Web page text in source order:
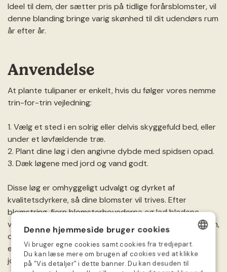
Ideel til dem, der sætter pris på tidlige forårsblomster, vil
denne blanding bringe varig skønhed til dit udendørs rum
år efter år.
Anvendelse
At plante tulipaner er enkelt, hvis du følger vores nemme
trin-for-trin vejledning:
1. Vælg et sted i en solrig eller delvis skyggefuld bed, eller
under et løvfældende træ.
2. Plant dine løg i den angivne dybde med spidsen opad.
3. Dæk løgene med jord og vand godt.
Disse løg er omhyggeligt udvalgt og dyrket af
kvalitetsdyrkere, så dine blomster vil trives. Efter
blomstring, fjern blomsterhovederne og lad bladene
visne naturligt. Det er bedst at høste dem om sommeren,
opbevare dem et tørt sted og plante de største løg om
efteråret. Sørg for at kontrollere og vedligeholde
jordfugtigheden, især i tørt vejr.
DANISH
GERMAN
Denne hjemmeside bruger cookies
Vi bruger egne cookies samt cookies fra tredjepart.
Du kan læse mere om brugen af cookies ved at klikke
på ”Vis detaljer” i dette banner. Du kan desuden til